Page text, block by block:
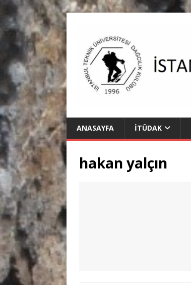
ANASAYFA İTÜDAK
hakan yalçın